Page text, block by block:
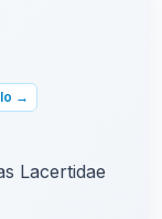
→
Lacertidae